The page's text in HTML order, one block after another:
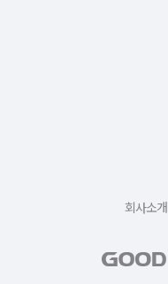
회사소개